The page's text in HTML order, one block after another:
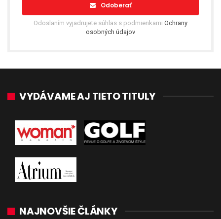
Odoberať
Odoslaním vyjadrujete súhlas s podmienkami Ochrany
osobných údajov
VYDÁVAME AJ TIETO TITULY
NAJNOVŠIE ČLÁNKY